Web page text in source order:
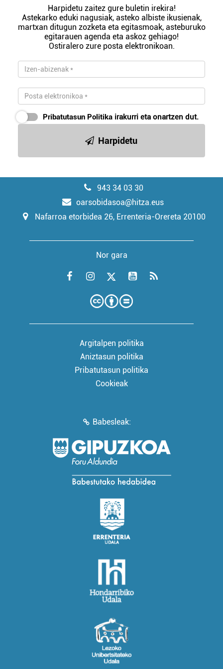
Harpidetu zaitez gure buletin irekira!
Astekarko eduki nagusiak, asteko albiste ikusienak,
martxan ditugun zozketa eta egitasmoak, asteburuko
egitarauen agenda eta askoz gehiago!
Ostiralero zure posta elektronikoan.
Pribatutasun Politika irakurri eta onartzen dut.
Harpidetu
943 34 03 30
oarsobidasoa@hitza.eus
Nafarroa etorbidea 26, Errenteria-Orereta 20100
Nor gara
Argitalpen politika
Aniztasun politika
Pribatutasun politika
Cookieak
Babesleak: